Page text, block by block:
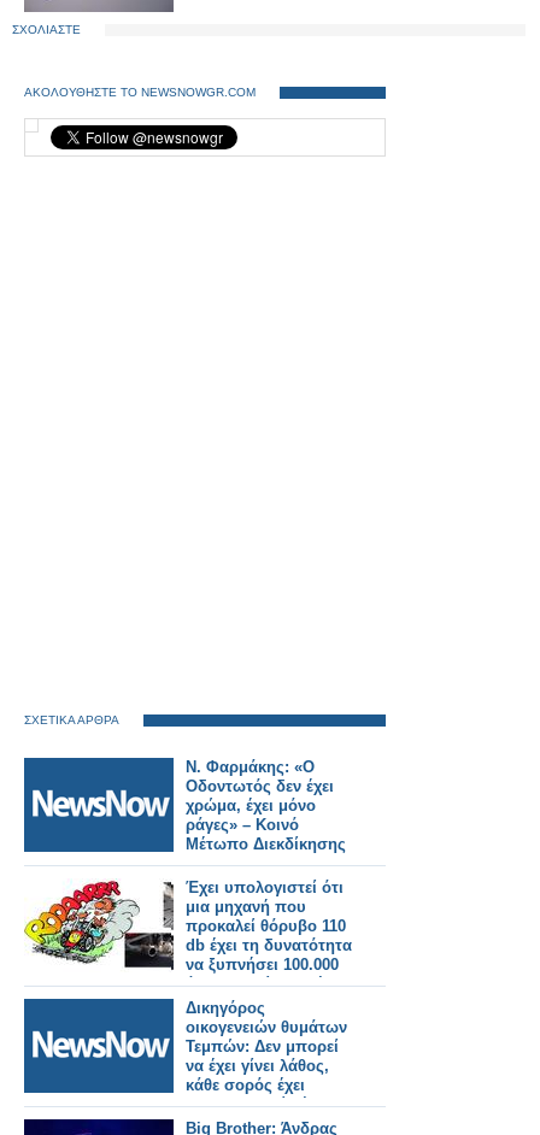
ΣΧΟΛΙΑΣΤΕ
ΑΚΟΛΟΥΘΗΣΤΕ ΤΟ NEWSNOWGR.COM
ΣΧΕΤΙΚΑ ΑΡΘΡΑ
Ν. Φαρμάκης: «Ο
Οδοντωτός δεν έχει
χρώμα, έχει μόνο
ράγες» – Κοινό
Μέτωπο Διεκδίκησης
Έχει υπολογιστεί ότι
μια μηχανή που
προκαλεί θόρυβο 110
db έχει τη δυνατότητα
να ξυπνήσει 100.000
άτομα περίπου μέχρι
να διασχίσει όλη την
Πατησίων!
Δικηγόρος
οικογενειών θυμάτων
Τεμπών: Δεν μπορεί
να έχει γίνει λάθος,
κάθε σορός έχει
ταυτοποιηθεί μέσω
DNA
Big Brother: Άνδρας